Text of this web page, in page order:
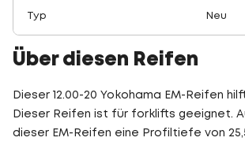
Typ Neu
Über diesen Reifen
Dieser 12.00-20 Yokohama EM-Reifen
Dieser Reifen ist für forklifts geeignet.
dieser EM-Reifen eine Profiltiefe von